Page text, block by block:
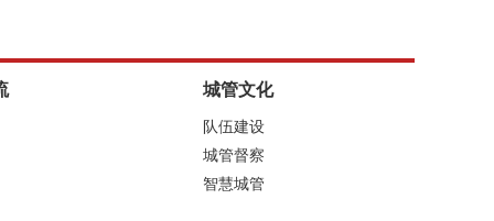
城管文化
队伍建设
城管督察
智慧城管